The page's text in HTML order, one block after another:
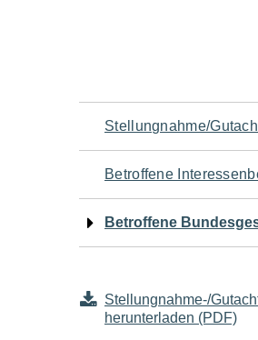
Navigation
für
den
Seiteninhalt
Stellungnahme/
Betroffene
Betroffene
Stellungnahme-/
herunterladen (PDF)